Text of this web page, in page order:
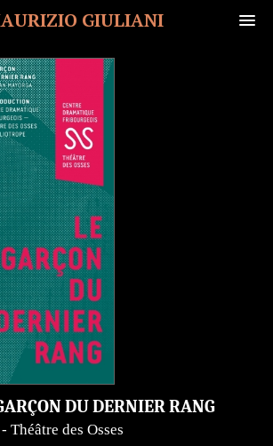
GIULIANI
DU DERNIER RANG
Théâtre des Osses